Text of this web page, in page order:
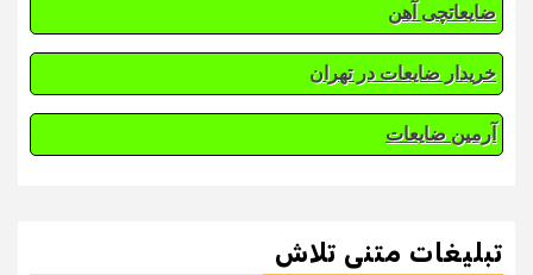
ضایعاتچی آهن
خریدار ضایعات در تهران
آرمین ضایعات
تبلیغات متنی تلاش